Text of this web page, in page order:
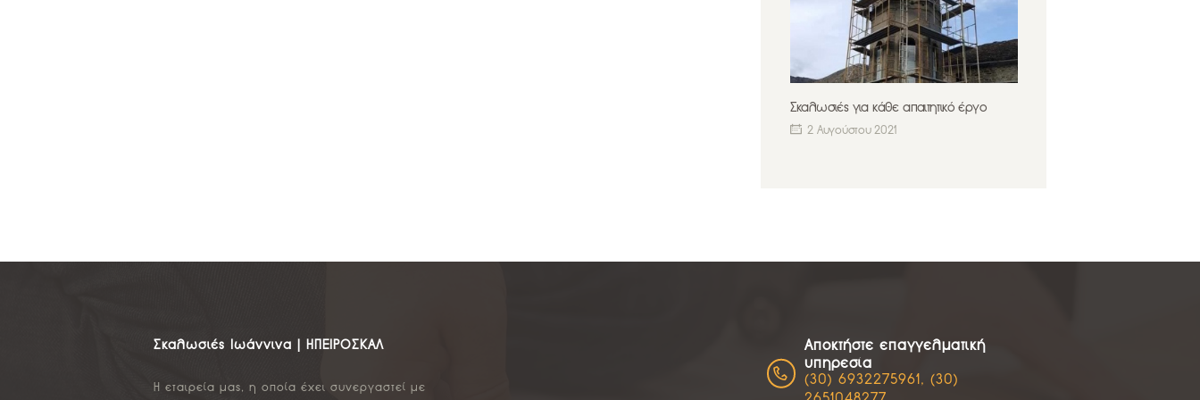
Σκαλωσιές για κάθε απαιτητικό έργο
2 Αυγούστου 2021
Σκαλωσιές Ιωάννινα | ΗΠΕΙΡΟΣΚΑΛ
Η εταιρεία μας, η οποία έχει συνεργαστεί με
Αποκτήστε επαγγελματική
υπηρεσία
(30) 6932275961, (30)